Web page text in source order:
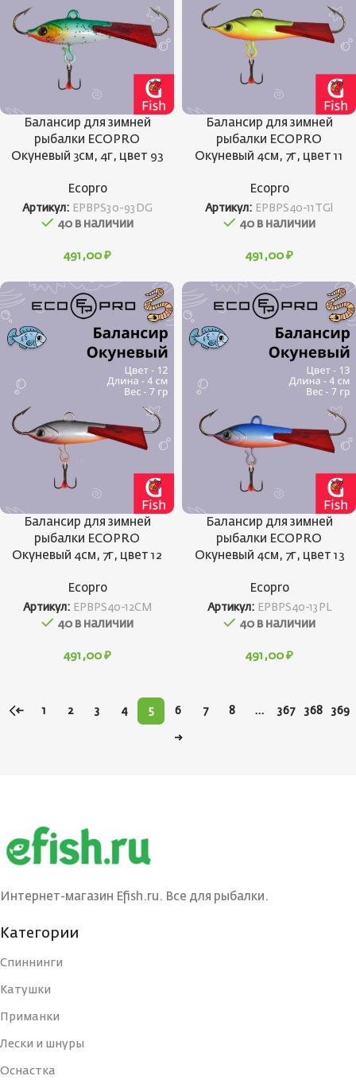
Балансир для зимней
рыбалки ECOPRO
Окуневый 3см, 4г, цвет 93
Ecopro
Артикул: EPBPS30-93DG
40 в наличии
491,00 ₽
Балансир для зимней
рыбалки ECOPRO
Окуневый 4см, 7г, цвет 11
Ecopro
Артикул: EPBPS40-11TGl
40 в наличии
491,00 ₽
Балансир для зимней
рыбалки ECOPRO
Окуневый 4см, 7г, цвет 12
Ecopro
Артикул: EPBPS40-12CM
40 в наличии
491,00 ₽
Балансир для зимней
рыбалки ECOPRO
Окуневый 4см, 7г, цвет 13
Ecopro
Артикул: EPBPS40-13PL
40 в наличии
491,00 ₽
← 1 2 3 4 5 6 7 8 … 367 368 369
→
Интернет-магазин Efish.ru. Все для рыбалки.
Категории
Спиннинги
Катушки
Приманки
Лески и шнуры
Оснастка